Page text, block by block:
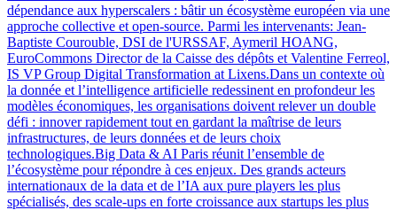
dépendance aux hyperscalers : bâtir un écosystème européen via une
approche collective et open-source. Parmi les intervenants: Jean-
Baptiste Courouble, DSI de l'URSSAF, Aymeril HOANG,
EuroCommons Director de la Caisse des dépôts et Valentine Ferreol,
IS VP Group Digital Transformation at Lixens.Dans un contexte où
la donnée et l’intelligence artificielle redessinent en profondeur les
modèles économiques, les organisations doivent relever un double
défi : innover rapidement tout en gardant la maîtrise de leurs
infrastructures, de leurs données et de leurs choix
technologiques.Big Data & AI Paris réunit l’ensemble de
l’écosystème pour répondre à ces enjeux. Des grands acteurs
internationaux de la data et de l’IA aux pure players les plus
spécialisés, des scale-ups en forte croissance aux startups les plus